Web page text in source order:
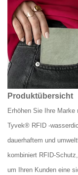
Produktübersicht
Erhöhen Sie Ihre
Tyvek® RFID -
dauerhaftem und
kombiniert RFID-
um Ihren Kunden eine